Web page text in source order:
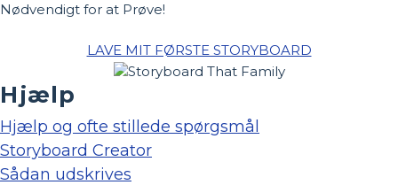
Nødvendigt for at Prøve!
LAVE MIT FØRSTE STORYBOARD
Hjælp
Hjælp og ofte stillede spørgsmål
Storyboard Creator
Sådan udskrives